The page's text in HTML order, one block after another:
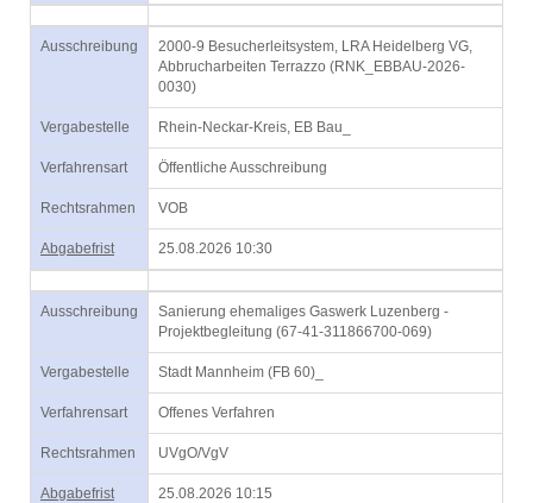
Ausschreibung
2000-9 Besucherleitsystem, LRA Heidelberg VG,
Abbrucharbeiten Terrazzo (RNK_EBBAU-2026-
0030)
Vergabestelle Rhein-Neckar-Kreis, EB Bau_
Verfahrensart Öffentliche Ausschreibung
Rechtsrahmen VOB
Abgabefrist 25.08.2026 10:30
Ausschreibung
Sanierung ehemaliges Gaswerk Luzenberg -
Projektbegleitung (67-41-311866700-069)
Vergabestelle Stadt Mannheim (FB 60)_
Verfahrensart Offenes Verfahren
Rechtsrahmen UVgO/VgV
Abgabefrist 25.08.2026 10:15